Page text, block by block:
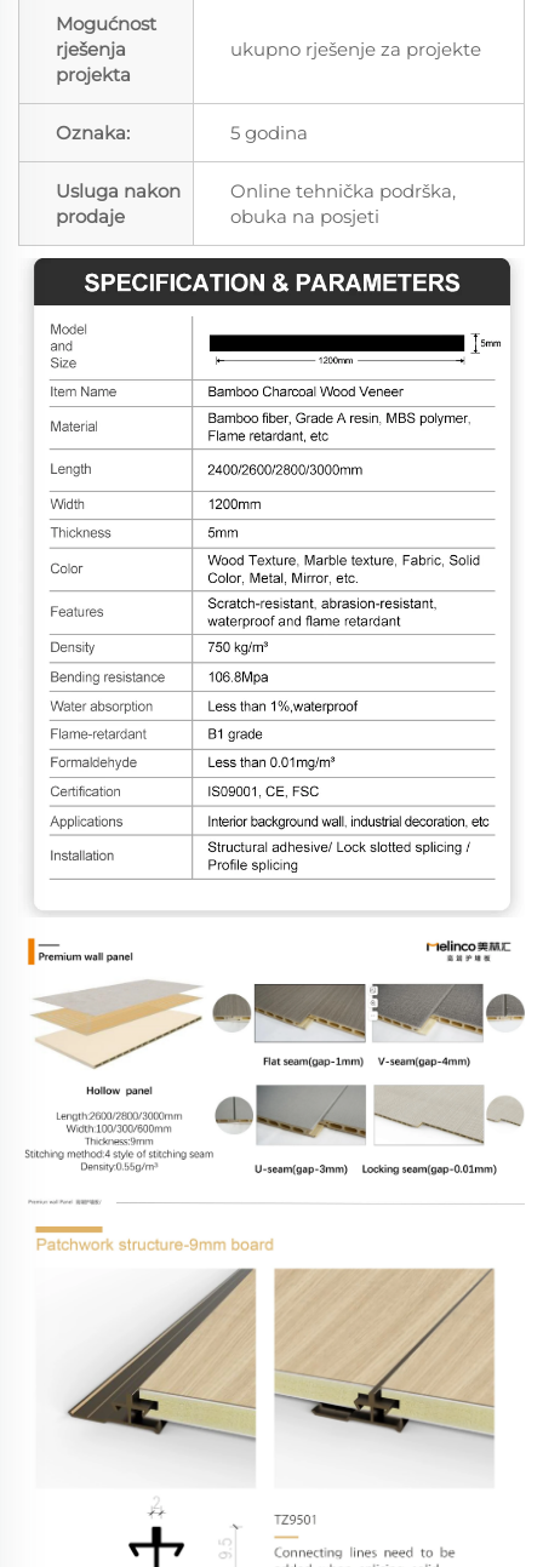
Mogućnost
rješenja
projekta
ukupno rješenje za projekte
Oznaka: 5 godina
Usluga nakon
prodaje
Online tehnička podrška,
obuka na posjeti